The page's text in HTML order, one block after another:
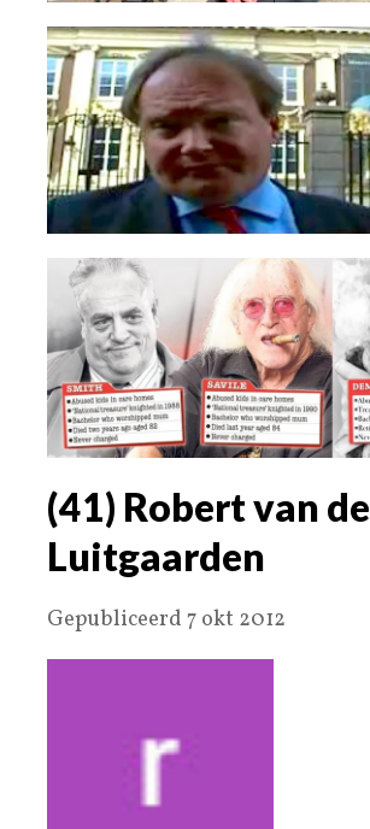
(41) Robert van de
Luitgaarden
Gepubliceerd 7 okt 2012